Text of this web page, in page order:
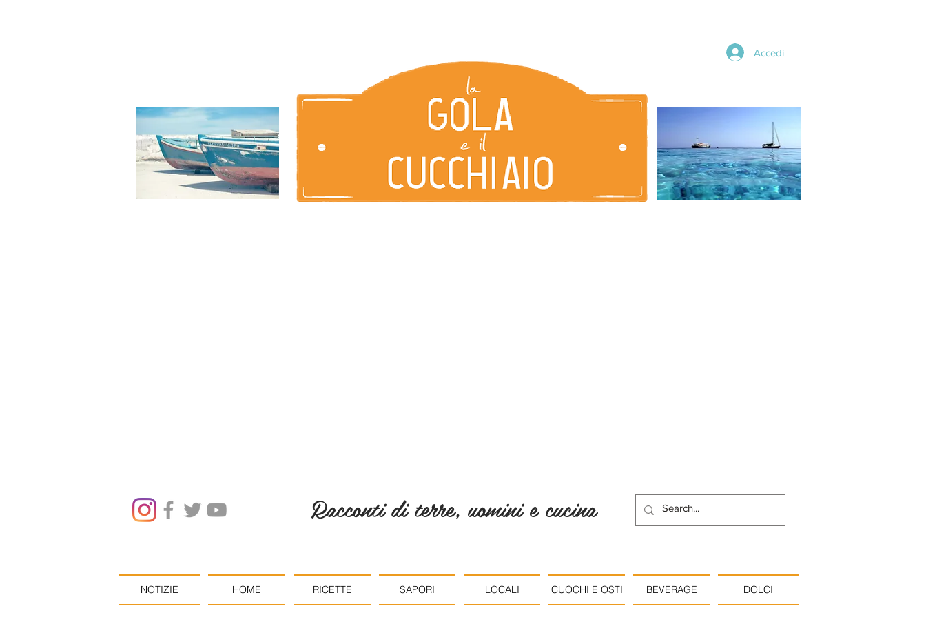
Accedi
Racconti di terre, uomini e cucina
NOTIZIE HOME RICETTE SAPORI LOCALI CUOCHI E OSTI BEVERAGE DOLCI